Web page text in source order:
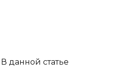
данной статье